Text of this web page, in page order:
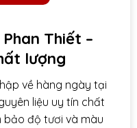
Thiết –
lượng
về hàng ngày tại
liệu uy tín chất
bảo độ tươi và màu